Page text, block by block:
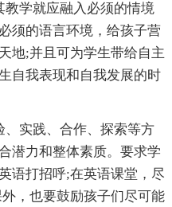
学就应融入必须的情境
须的语言环境，给孩子营
地;并且可为学生带给自主
自我表现和自我发展的时
实践、合作、探索等方
潜力和整体素质。要求学
语打招呼;在英语课堂，尽
，也要鼓励孩子们尽可能